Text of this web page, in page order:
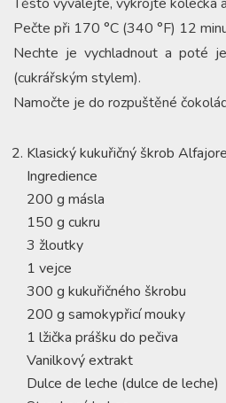
Pečte při 170 °C (340 °F) 12
Nechte je vychladnout a poté
(cukrářským stylem).
Namočte je do rozpuštěné
Klasický kukuřičný škrob
Ingredience
200 g másla
150 g cukru
3 žloutky
1 vejce
300 g kukuřičného škrobu
200 g samokypřicí mouky
1 lžička prášku do pečiva
Vanilkový extrakt
Dulce de leche (dulce de leche)